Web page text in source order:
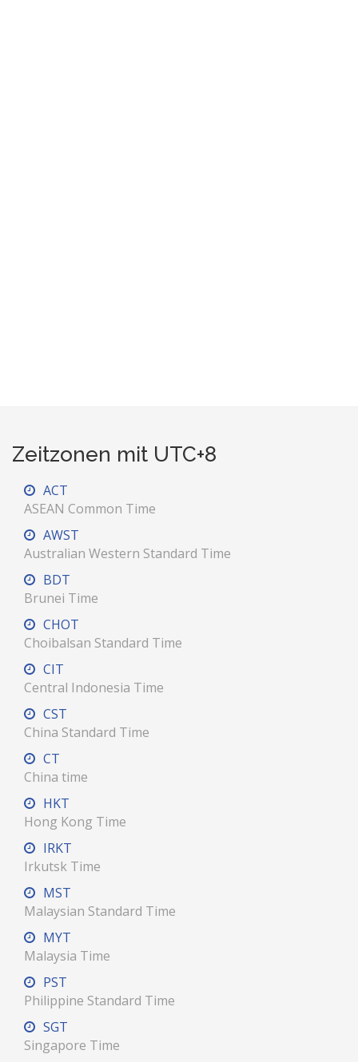
Zeitzonen mit UTC+8
ACT
ASEAN Common Time
AWST
Australian Western Standard Time
BDT
Brunei Time
CHOT
Choibalsan Standard Time
CIT
Central Indonesia Time
CST
China Standard Time
CT
China time
HKT
Hong Kong Time
IRKT
Irkutsk Time
MST
Malaysian Standard Time
MYT
Malaysia Time
PST
Philippine Standard Time
SGT
Singapore Time